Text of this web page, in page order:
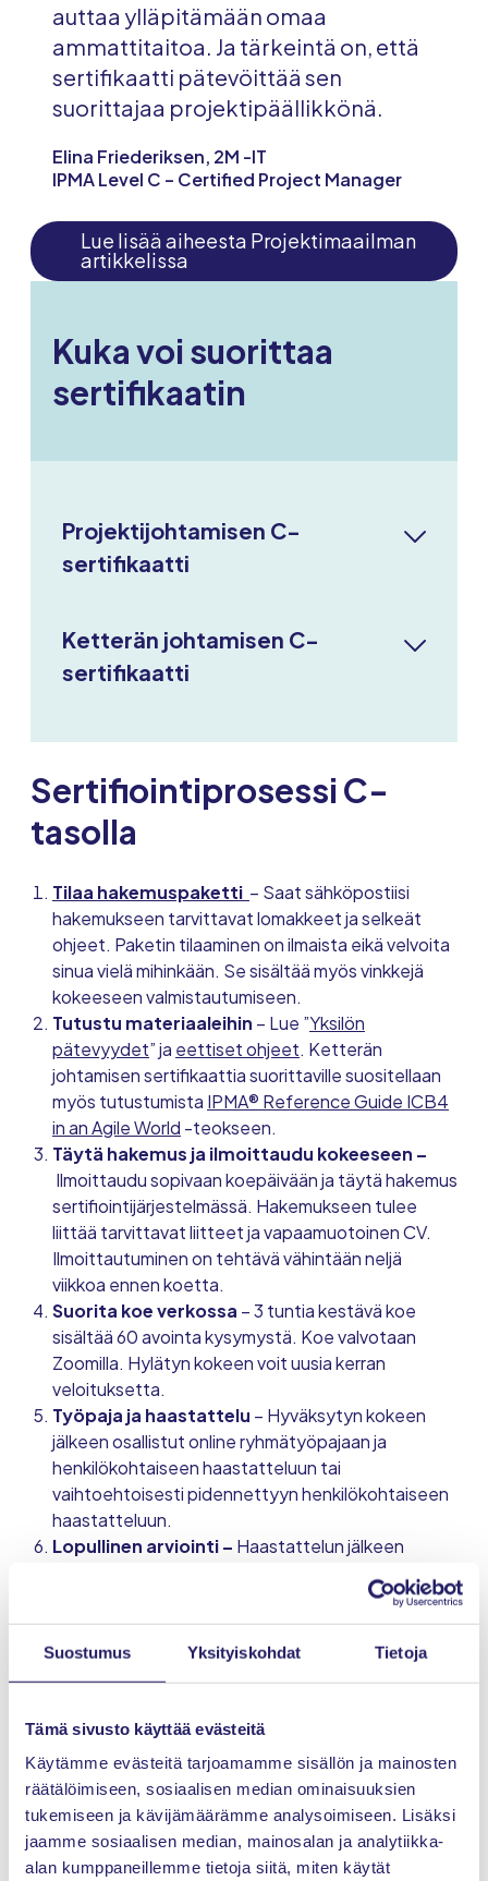
Suostumus Yksityiskohdat Tietoja
Tämä sivusto käyttää evästeitä
Käytämme evästeitä tarjoamamme sisällön ja mainosten
räätälöimiseen, sosiaalisen median ominaisuuksien
tukemiseen ja kävijämäärämme analysoimiseen. Lisäksi
jaamme sosiaalisen median, mainosalan ja analytiikka-
alan kumppaneillemme tietoja siitä, miten käytät
auttaa ylläpitämään omaa
ammattitaitoa. Ja tärkeintä on, että
sertifikaatti pätevöittää sen
suorittajaa projektipäällikkönä.
Elina Friederiksen, 2M -IT
IPMA Level C – Certified Project Manager
Lue lisää aiheesta Projektimaailman
artikkelissa
Kuka voi suorittaa
sertifikaatin
Projektijohtamisen C-
sertifikaatti
Ketterän johtamisen C-
sertifikaatti
Sertifiointiprosessi C-
tasolla
Tilaa hakemuspaketti – Saat sähköpostiisi
hakemukseen tarvittavat lomakkeet ja selkeät
ohjeet. Paketin tilaaminen on ilmaista eikä velvoita
sinua vielä mihinkään. Se sisältää myös vinkkejä
kokeeseen valmistautumiseen.
Tutustu materiaaleihin – Lue ”Yksilön
pätevyydet” ja eettiset ohjeet. Ketterän
johtamisen sertifikaattia suorittaville suositellaan
myös tutustumista IPMA® Reference Guide ICB4
in an Agile World -teokseen.
Täytä hakemus ja ilmoittaudu kokeeseen –
Ilmoittaudu sopivaan koepäivään ja täytä hakemus
sertifiointijärjestelmässä. Hakemukseen tulee
liittää tarvittavat liitteet ja vapaamuotoinen CV.
Ilmoittautuminen on tehtävä vähintään neljä
viikkoa ennen koetta.
Suorita koe verkossa – 3 tuntia kestävä koe
sisältää 60 avointa kysymystä. Koe valvotaan
Zoomilla. Hylätyn kokeen voit uusia kerran
veloituksetta.
Työpaja ja haastattelu – Hyväksytyn kokeen
jälkeen osallistut online ryhmätyöpajaan ja
henkilökohtaiseen haastatteluun tai
vaihtoehtoisesti pidennettyyn henkilökohtaiseen
haastatteluun.
Lopullinen arviointi – Haastattelun jälkeen
tehdään lopullinen arviointi, jonka hyväksynnän
jälkeen sinulle myönnetään IPMA® Level C -
sertifikaatti ja voit käyttää
ammattinimikettä”Sertifioitu Projektipäällikkö /
Certified Project Manager” tai Certified Agile
Huomioithan, että ketterän johtamisen
sertifiointikokeen kysymykset ovat vain englanniksi.
Projektijohtamisen sertifiointikokeen voit suorittaa
suomeksi tai englanniksi.